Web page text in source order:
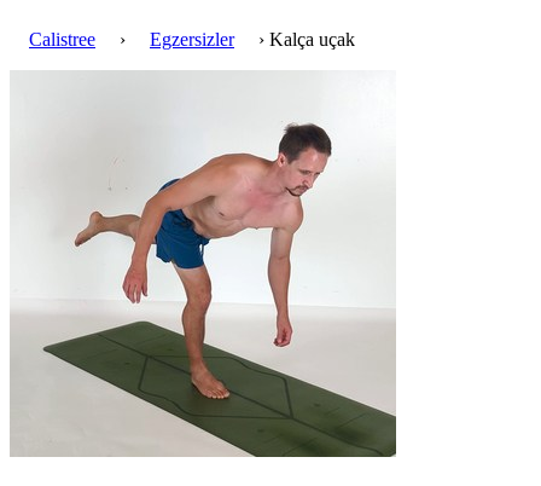
Calistree › Egzersizler › Kalça uçak